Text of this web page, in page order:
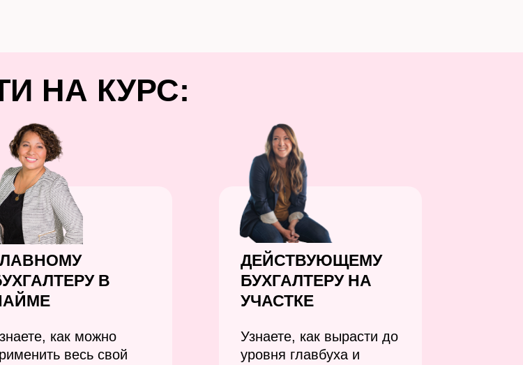
НА КУРС:
ДЕЙСТВУЮЩЕМУ
БУХГАЛТЕРУ НА
УЧАСТКЕ
Узнаете, как вырасти до
уровня главбуха и
В
как можно
весь свой